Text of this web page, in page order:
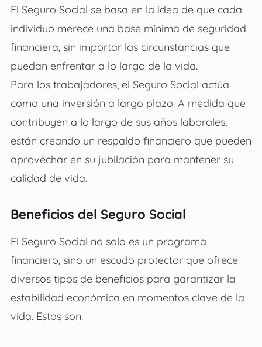
El Seguro Social se basa en la idea de que cada
individuo merece una base mínima de seguridad
financiera, sin importar las circunstancias que
puedan enfrentar a lo largo de la vida.
Para los trabajadores, el Seguro Social actúa
como una inversión a largo plazo. A medida que
contribuyen a lo largo de sus años laborales,
están creando un respaldo financiero que pueden
aprovechar en su jubilación para mantener su
calidad de vida.
Beneficios del Seguro Social
El Seguro Social no solo es un programa
financiero, sino un escudo protector que ofrece
diversos tipos de beneficios para garantizar la
estabilidad económica en momentos clave de la
vida. Estos son: